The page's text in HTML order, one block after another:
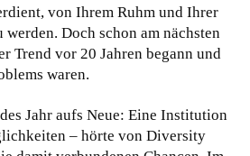
von Ihrem Ruhm und Ihrer
Doch schon am nächsten
Trend vor 20 Jahren begann und
waren.
Jahr aufs Neue: Eine Institution
– hörte von Diversity